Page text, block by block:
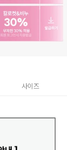
사이즈